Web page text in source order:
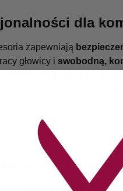
dla
zapewniają
głowicy i swobodną,
na
po obu stronach
dla
z myślą o środowisku—